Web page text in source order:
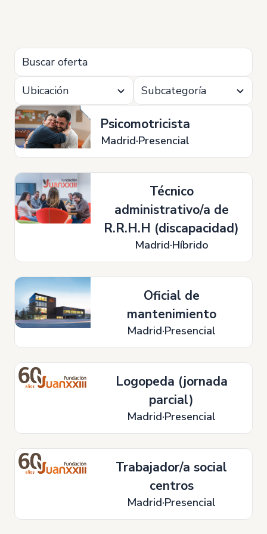
Ubicación Subcategoría
Psicomotricista
Madrid Presencial
Técnico
administrativo/a de
R.R.H.H (discapacidad)
Madrid Híbrido
Oficial de
mantenimiento
Madrid Presencial
Logopeda (jornada
parcial)
Madrid Presencial
Trabajador/a social
centros
Madrid Presencial